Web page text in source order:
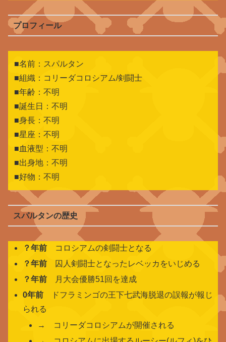
プロフィール
■名前：スパルタン
■組織：コリーダコロシアム/剣闘士
■年齢：不明
■誕生日：不明
■身長：不明
■星座：不明
■血液型：不明
■出身地：不明
■好物：不明
スパルタンの歴史
？年前 コロシアムの剣闘士となる
？年前 囚人剣闘士となったレベッカをいじめる
？年前 月大会優勝51回を達成
0年前 ドフラミンゴの王下七武海脱退の誤報が報じ
られる
→ コリーダコロシアムが開催される